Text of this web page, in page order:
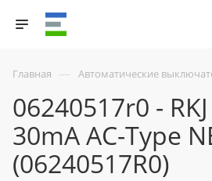
Главная — Автоматические
06240517r0 -
30mA AC-Type
(06240517R0)